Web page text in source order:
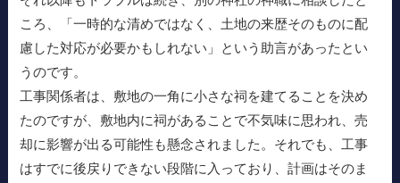
ころ、「一時的な清めではなく、土地の来歴そのものに配
慮した対応が必要かもしれない」という助言があったとい
うのです。
工事関係者は、敷地の一角に小さな祠を建てることを決め
たのですが、敷地内に祠があることで不気味に思われ、売
却に影響が出る可能性も懸念されました。それでも、工事
はすでに後戻りできない段階に入っており、計画はそのま